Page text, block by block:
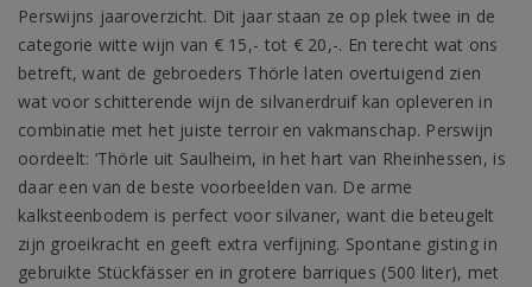
Perswijns jaaroverzicht. Dit jaar staan ze op plek twee in de
categorie witte wijn van € 15,- tot € 20,-. En terecht wat ons
betreft, want de gebroeders Thörle laten overtuigend zien
wat voor schitterende wijn de silvanerdruif kan opleveren in
combinatie met het juiste terroir en vakmanschap. Perswijn
oordeelt: ‘Thörle uit Saulheim, in het hart van Rheinhessen, is
daar een van de beste voorbeelden van. De arme
kalksteenbodem is perfect voor silvaner, want die beteugelt
zijn groeikracht en geeft extra verfijning. Spontane gisting in
gebruikte Stückfässer en in grotere barriques (500 liter), met